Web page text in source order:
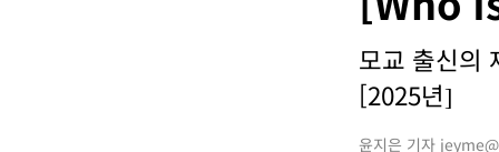
모교 출신의
[2025년]
윤지은 기자